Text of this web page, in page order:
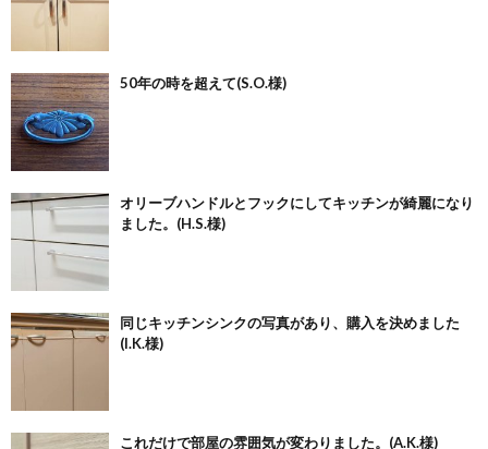
50年の時を超えて(S.O.様)
オリーブハンドルとフックにしてキッチンが綺麗になり
ました。(H.S.様)
同じキッチンシンクの写真があり、購入を決めました
(I.K.様)
これだけで部屋の雰囲気が変わりました。(A.K.様)